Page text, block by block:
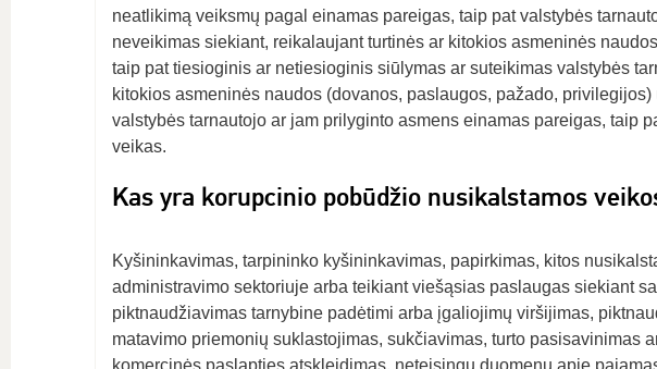
neatlikimą veiksmų pagal einamas pareigas, taip pat valstybės
neveikimas siekiant, reikalaujant turtinės ar kitokios asmeninės
taip pat tiesioginis ar netiesioginis siūlymas ar suteikimas valstybės
kitokios asmeninės naudos (dovanos, paslaugos, pažado,
valstybės tarnautojo ar jam prilyginto asmens einamas pareigas, taip
veikas.
Kas yra korupcinio pobūdžio nusikalstamos
Kyšininkavimas, tarpininko kyšininkavimas, papirkimas, kitos
administravimo sektoriuje arba teikiant viešąsias paslaugas siekiant
piktnaudžiavimas tarnybine padėtimi arba įgaliojimų viršijimas,
matavimo priemonių suklastojimas, sukčiavimas, turto pasisavinimas
komercinės paslapties atskleidimas, neteisingų duomenų apie